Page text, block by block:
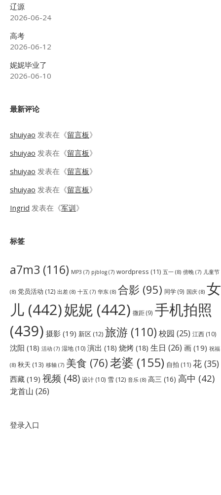
辽源
2026-06-24
高考
2026-06-12
妮妮毕业了
2026-06-10
最新评论
shuiyao 发表在《留言板》
shuiyao 发表在《留言板》
shuiyao 发表在《留言板》
shuiyao 发表在《留言板》
Ingrid 发表在《军训》
标签
a7m3 (116) MP3 (7) pjblog (7) wordpress (11) 五一 (8) 傍晚 (7) 儿童节
(8) 党员活动 (12) 出差 (8) 十五 (7) 华东 (8) 合影 (95) 同学(9) 国庆 (8) 女
儿 (442)妮妮 (442) 微距(9) 手机拍照
(439) 摄影 (19) 新区 (12) 旅游 (110) 校园 (25) 江西 (10)
沈阳 (18) 活动 (7) 湿地 (10) 演出 (18) 烧烤 (18) 生日 (26) 画 (19) 祝福
(8) 秋天 (13) 移轴 (7) 美食 (76)老婆 (155) 自拍 (11) 花 (35)
西藏 (19) 视频 (48) 设计 (10) 雪 (12) 音乐 (8) 高三 (16) 高中 (42)
龙首山 (26)
登录入口